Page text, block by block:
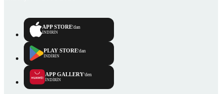
APP STORE'dan
İNDİRİN
PLAY STORE'dan
İNDİRİN
APP GALLERY'den
İNDİRİN